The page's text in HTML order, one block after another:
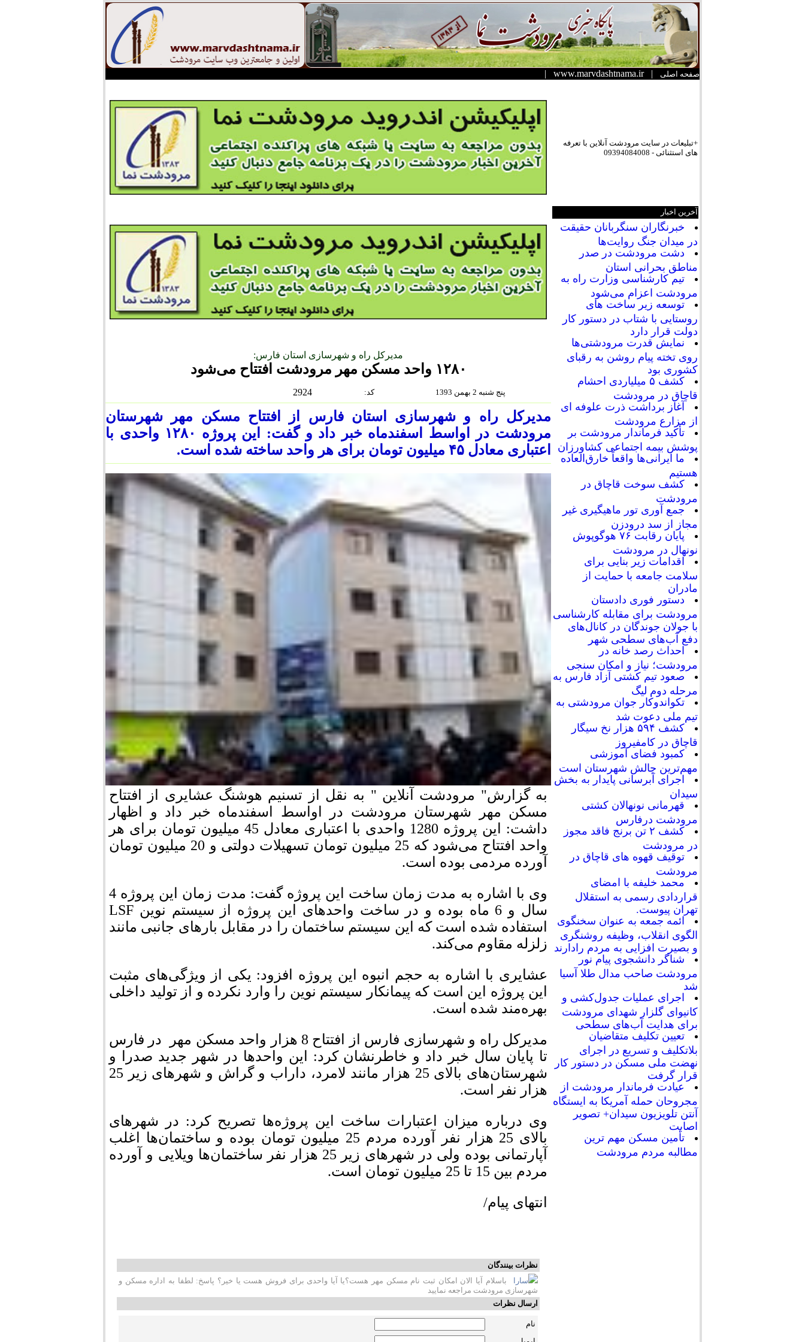
صفحه اصلی |
www.marvdashtnama.ir
|
+تبلیعات در سایت مرودشت آنلاین با تعرفه
های استثنائی - 09394084008
آخرین اخبار
خبرنگاران سنگربانان حقیقت
در میدان جنگ روایت‌ها
دشت مرودشت در صدر
مناطق بحرانی استان
تیم کارشناسی وزارت راه به
مرودشت اعزام می‌شود
توسعه زیر ساخت های
روستایی با شتاب در دستور کار
دولت قرار دارد
نمایش قدرت مرودشتی‌ها
روی تخته پیام روشن به رقبای
کشوری بود
کشف ۵ میلیاردی احشام
قاچاق در مرودشت
آغاز برداشت ذرت علوفه ای
از مزارع مرودشت
تأکید فرماندار مرودشت بر
پوشش بیمه اجتماعی کشاورزان
ما ایرانی‌ها واقعاً خارق‌العاده
هستیم
کشف سوخت قاچاق در
مرودشت
جمع آوری تور ماهیگیری غیر
مجاز از سد درودزن
پایان رقابت‌ ۷۶ هوگوپوش
نونهال در مرودشت
اقدامات زیر بنایی برای
سلامت جامعه با حمایت از
مادران
دستور فوری دادستان
مرودشت برای مقابله کارشناسی
با جولان جوندگان در کانال‌های
دفع آب‌های سطحی شهر
احداث رصد خانه در
مرودشت؛ نیاز و امکان سنجی
صعود تیم کشتی آزاد فارس به
مرحله دوم لیگ
تکواندوکار جوان مرودشتی به
تیم ملی دعوت شد
کشف ۵۹۴ هزار نخ سیگار
قاچاق در کامفیروز
کمبود فضای آموزشی
مهم‌ترین چالش شهرستان است
اجرای آبرسانی پایدار به بخش
سیدان
قهرمانی نونهالان کشتی
مرودشت درفارس
کشف ۲ تن برنج فاقد مجوز
در مرودشت
توقیف قهوه های قاچاق در
مرودشت
محمد خلیفه با امضای
قراردادی رسمی به استقلال
تهران پیوست.
ائمه جمعه به عنوان سخنگوی
الگوی انقلاب، وظیفه روشنگری
و بصیرت افزایی به مردم رادارند
شناگر دانشجوی پیام نور
مرودشت صاحب مدال طلا آسیا
شد
اجرای عملیات جدول‌کشی و
کانیوای گلزار شهدای مرودشت
برای هدایت آب‌های سطحی
تعیین تکلیف متقاضیان
بلاتکلیف و تسریع در اجرای
نهضت ملی مسکن در دستور کار
قرار گرفت
عیادت فرماندار مرودشت از
مجروحان حمله آمریکا به ایستگاه
آنتن تلویزیون سیدان+ تصویر
اصابت
تأمین مسکن مهم ترین
مطالبه مردم مرودشت
مدیرکل راه و شهرسازی استان فارس:
۱۲۸۰ واحد مسکن مهر مرودشت افتتاح می‌شود
2924 :كد پنج شنبه 2 بهمن 1393
مدیرکل راه‌ و شهرسازی استان فارس از افتتاح مسکن مهر شهرستان
مرودشت در اواسط اسفندماه خبر داد و گفت: این پروژه ۱۲۸۰ واحدی با
اعتباری معادل ۴۵ میلیون تومان برای هر واحد ساخته شده است.
به گزارش" مرودشت آنلاین " به نقل از تسنیم هوشنگ عشایری از افتتاح
مسکن مهر شهرستان مرودشت در اواسط اسفندماه خبر داد و اظهار
داشت: این پروژه 1280 واحدی با اعتباری معادل 45 میلیون تومان برای هر
واحد افتتاح می‌شود که 25 میلیون تومان تسهیلات دولتی و 20 میلیون تومان
آورده مردمی بوده است.
وی با اشاره به مدت زمان ساخت این پروژه گفت: مدت زمان این پروژه 4
سال و 6 ماه بوده و در ساخت واحدهای این پروژه از سیستم نوین LSF
استفاده شده است که این سیستم ساختمان را در مقابل بارهای جانبی مانند
زلزله مقاوم می‌کند.
عشایری با اشاره به حجم انبوه این پروژه افزود: یکی از ویژگی‌های مثبت
این پروژه این است که پیمانکار سیستم نوین را وارد نکرده و از تولید داخلی
بهره‌مند شده است.
مدیرکل راه و شهرسازی فارس از افتتاح 8 هزار واحد مسکن مهر در فارس
تا پایان سال خبر داد و خاطرنشان کرد: این واحدها در شهر جدید صدرا و
شهرستان‌های بالای 25 هزار مانند لامرد، داراب و گراش و شهرهای زیر 25
هزار نفر است.
وی درباره میزان اعتبارات ساخت این پروژه‌ها تصریح کرد: در شهرهای
بالای 25 هزار نفر آورده مردم 25 میلیون تومان بوده و ساختمان‌ها اغلب
آپارتمانی بوده ولی در شهرهای زیر 25 هزار نفر ساختمان‌ها ویلایی و آورده
مردم بین 15 تا 25 میلیون تومان است.
انتهای پیام/
نظرات بینندگان
سارا
باسلام آیا الان امکان ثبت نام مسکن مهر هست؟یا آیا واحدی برای فروش هست یا خیر؟ پاسخ: لطفا به اداره مسکن و
شهرسازی مرودشت مراجعه نمایید
ارسال نظرات
نام